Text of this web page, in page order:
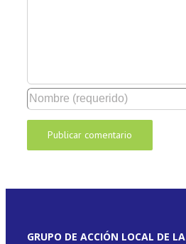
GRUPO DE ACCIÓN LOCAL DE LA